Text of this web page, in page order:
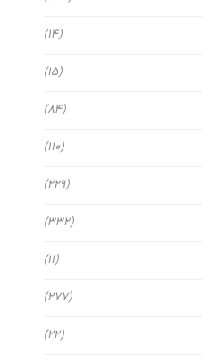
(14)
(15)
(84)
(110)
(229)
(332)
(11)
(277)
(22)